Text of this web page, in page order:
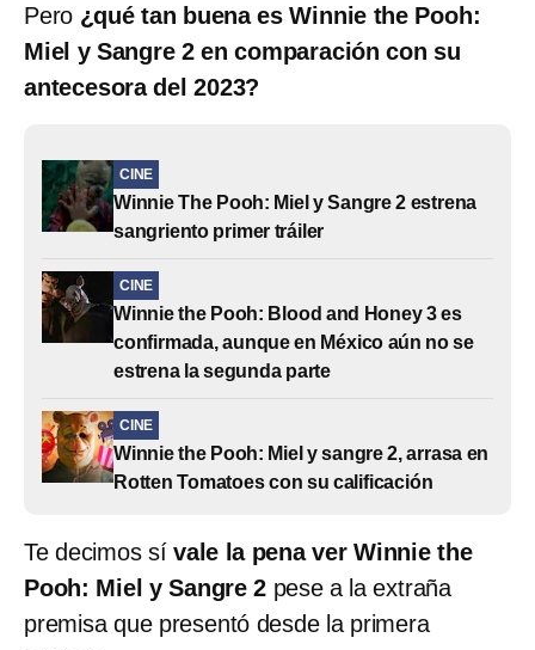
Pero ¿qué tan buena es Winnie the Pooh:
Miel y Sangre 2 en comparación con su
antecesora del 2023?
CINE
Winnie The Pooh: Miel y Sangre 2 estrena
sangriento primer tráiler
CINE
Winnie the Pooh: Blood and Honey 3 es
confirmada, aunque en México aún no se
estrena la segunda parte
CINE
Winnie the Pooh: Miel y sangre 2, arrasa en
Rotten Tomatoes con su calificación
Te decimos sívale la pena ver Winnie the
Pooh: Miel y Sangre 2 pese a la extraña
premisa que presentó desde la primera